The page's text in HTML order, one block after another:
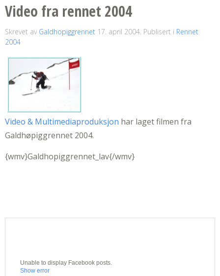
Video fra rennet 2004
Skrevet av Galdhopiggrennet 17. april 2004 . Publisert i Rennet
2004
Video & Multimediaproduksjon har laget filmen fra
Galdhøpiggrennet 2004.
{wmv}Galdhopiggrennet_lav{/wmv}
Unable to display Facebook posts.
Show error